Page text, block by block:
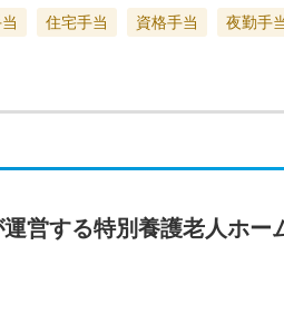
住宅手当 資格手当
夜勤手
営する特別養護老人ホー